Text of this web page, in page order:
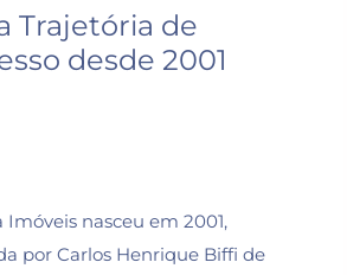
Trajetória de
desde 2001
Imóveis nasceu em 2001,
por Carlos Henrique Biffi de